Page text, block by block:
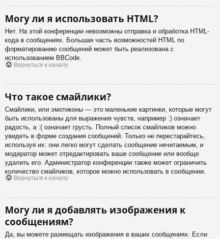
Могу ли я использовать HTML?
Нет. На этой конференции невозможны отправка и обработка HTML-
кода в сообщениях. Большая часть возможностей HTML по
форматированию сообщений может быть реализована с
использованием BBCode.
Вернуться к началу
Что такое смайлики?
Смайлики, или эмотиконы — это маленькие картинки, которые могут
быть использованы для выражения чувств, например :) означает
радость, а :( означает грусть. Полный список смайликов можно
увидеть в форме создания сообщений. Только не перестарайтесь,
используя их: они легко могут сделать сообщение нечитаемым, и
модератор может отредактировать ваше сообщение или вообще
удалить его. Администратор конференции также может ограничить
количество смайликов, которое можно использовать в сообщении.
Вернуться к началу
Могу ли я добавлять изображения к
сообщениям?
Да, вы можете размещать изображения в ваших сообщениях. Если